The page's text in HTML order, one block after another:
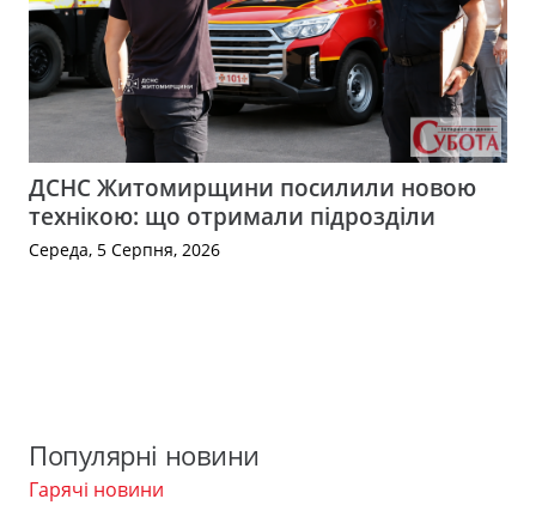
ДСНС Житомирщини посилили новою
технікою: що отримали підрозділи
Середа, 5 Серпня, 2026
Популярні новини
Гарячі новини